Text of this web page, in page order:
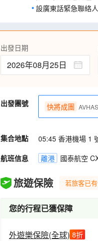
設廣東話緊急聯絡
出發日期
2026年08月25日
出發團號 快將成團
集合地點 05:45 香港機場 1
航班信息
離港 國泰航空
旅遊保險 若旅客已
您的行程已獲保障
外遊樂保險(全球) 8折